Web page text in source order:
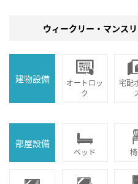
ウィークリー・マンス
建物設備
オートロッ
ク
宅配
部屋設備
ベッド